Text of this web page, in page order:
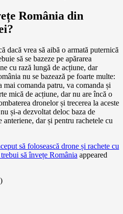
România din
dacă vrea să aibă o armată puternică
să se bazeze pe apărarea
cu rază lungă de acțiune, dar
nu se bazează pe foarte multe:
mai comanda patru, va comanda și
mică de acțiune, dar nu are încă o
dronelor și trecerea la aceste
și-a dezvoltat deloc baza de
dar și pentru rachetele cu
să folosească drone și rachete cu
să învețe România appeared